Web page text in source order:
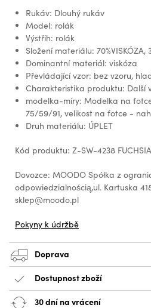
Rukáv: Dlouhý rukáv
Model: rolák
Výstřih: rolák
Složení materiálu: 70%VISKÓZA,
Dominantní materiál: viskóza
Převládající vzor: bez vzoru,
Charakteristika produktu: Další
modelka-míry: Modelka na
75/59/91, velikost na fotce -
Druh materiálu: ÚPLET
Kód produktu: Z-SW-4238 FUCHSIA
Dovozce: MOODO Spółka z
odpowiedzialnością,ul. Kartuska
sklep@moodo.pl
Pokyny k údržbě
Doprava
Dostupnost zboží
30 dní na vrácení